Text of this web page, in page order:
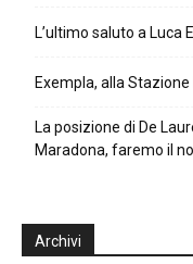
L’ultimo saluto a Luca
Exempla, alla
La posizione di De
Maradona, faremo il
Archivi